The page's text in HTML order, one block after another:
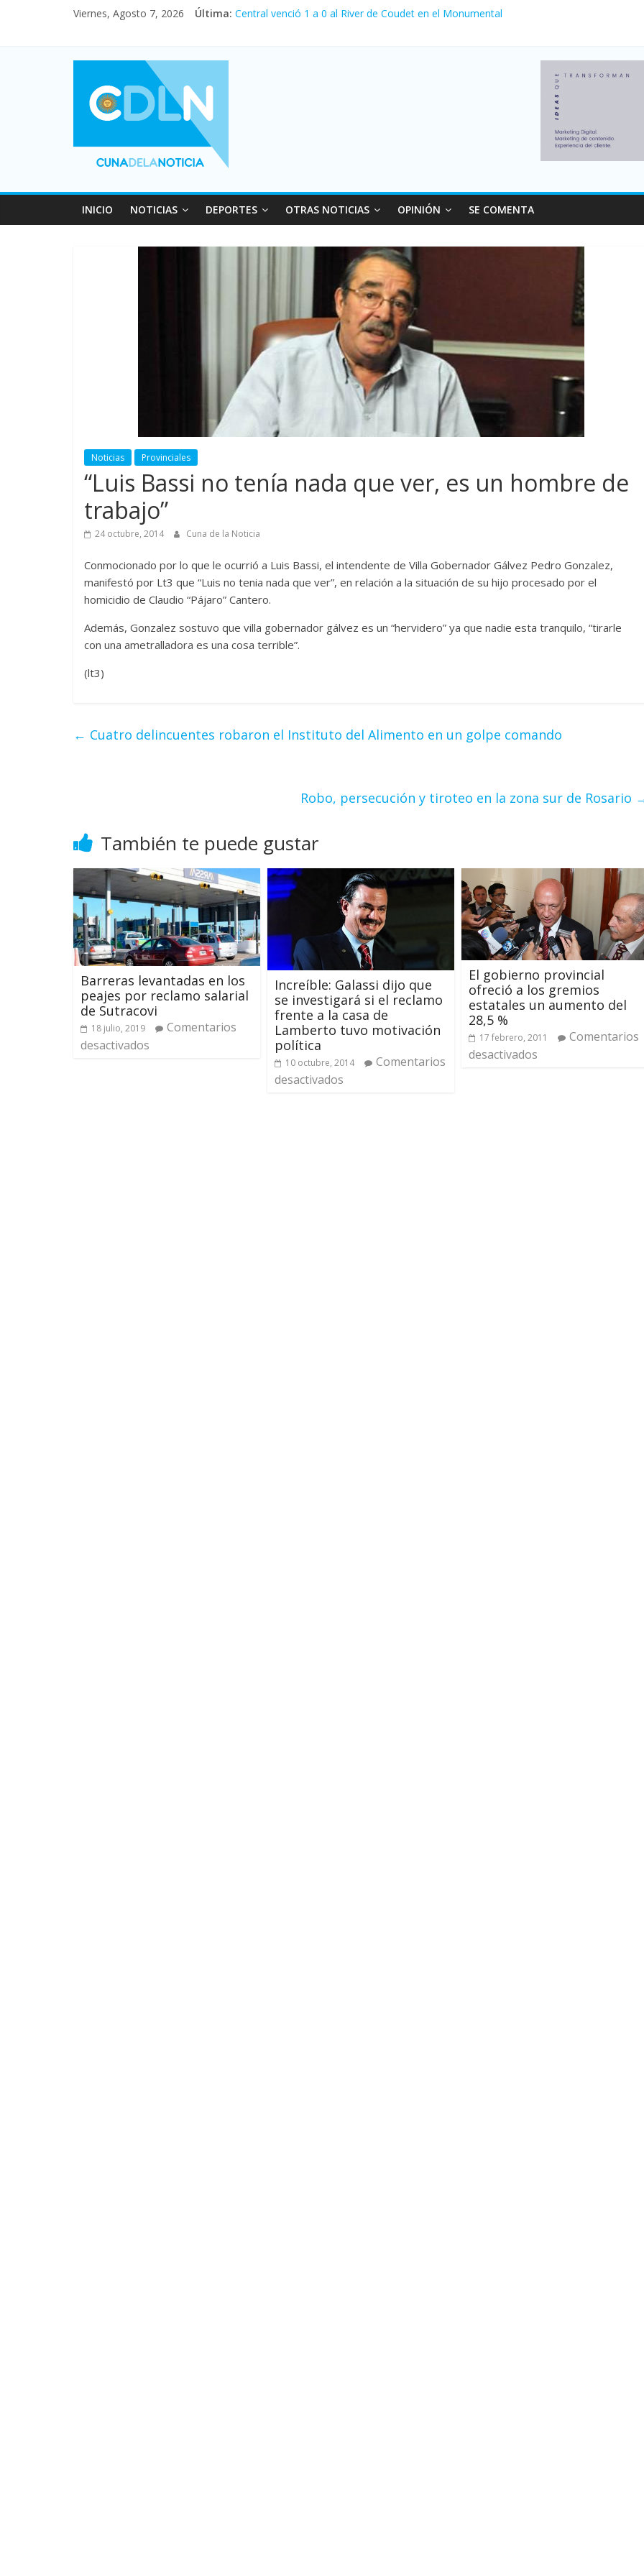
Viernes, Agosto 7, 2026 Última: Central venció 1 a 0 al River de Coudet en el Monumental
Vacaciones de invierno con más movimiento y consumo turístico: 4,6 millones de
Fuerte caída de la venta de autos usados en julio: bajó un 12,6% interanual
INICIO NOTICIAS DEPORTES OTRAS NOTICIAS OPINIÓN SE COMENTA
Noticias Provinciales
“Luis Bassi no tenía nada que ver, es un hombre de
trabajo”
24 octubre, 2014 Cuna de la Noticia
Conmocionado por lo que le ocurrió a Luis Bassi, el intendente de Villa Gobernador Gálvez Pedro Gonzalez,
manifestó por Lt3 que “Luis no tenia nada que ver”, en relación a la situación de su hijo procesado por el
homicidio de Claudio “Pájaro” Cantero.
Además, Gonzalez sostuvo que villa gobernador gálvez es un “hervidero” ya que nadie esta tranquilo, “tirarle
con una ametralladora es una cosa terrible”.
(lt3)
← Cuatro delincuentes robaron el Instituto del Alimento en un golpe comando
Robo, persecución y tiroteo en la zona sur de Rosario
También te puede gustar
Barreras levantadas en los
peajes por reclamo salarial
de Sutracovi
18 julio, 2019
Comentarios
desactivados
Increíble: Galassi dijo que
se investigará si el reclamo
frente a la casa de
Lamberto tuvo motivación
política
10 octubre, 2014
Comentarios
desactivados
El gobierno provincial
ofreció a los gremios
estatales un aumento del
28,5 %
17 febrero, 2011
Comentarios
desactivados